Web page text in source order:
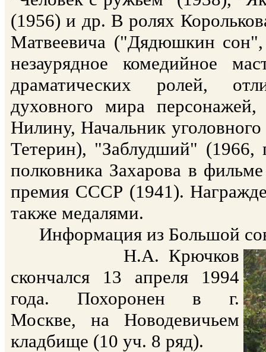
(1956) и др. В ролях
Матвеевича ("Дядюшкин
незаурядное комедийное
драматических ролей,
духовного мира
Нилину, Начальник
Тетерин), "Заблудший" (1966,
полковника Захарова в
премия СССР (1941).
также медалями.
Информация из Большой
Н.А. Крючков
скончался 13 апреля 1994
года. Похоронен в г.
Москве, на Новодевичьем
кладбище (10 уч. 8 ряд).